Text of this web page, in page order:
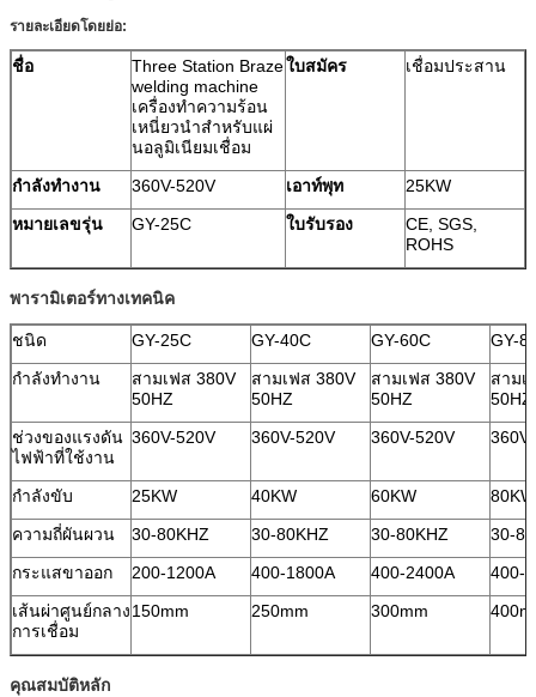
รายละเอียดโดยย่อ:
ชื่อ
Three Station Braze
welding machine
เครื่องทำความร้อน
เหนี่ยวนำสำหรับแผ่
นอลูมิเนียมเชื่อม
ใบสมัคร เชื่อมประสาน
กำลังทำงาน 360V-520V เอาท์พุท
25KW
หมายเลขรุ่น
GY-25C ใบรับรอง
CE, SGS,
ROHS
พารามิเตอร์ทางเทคนิค
ชนิด GY-25C GY-40C GY-60C
GY-
กำลังทำงาน
สามเฟส 380V
50HZ
สามเฟส 380V
50HZ
สามเฟส 380V
50HZ
สามเ
50HZ
ช่วงของแรงดัน
ไฟฟ้าที่ใช้งาน
360V-520V 360V-520V 360V-520V
กำลังขับ 25KW 40KW 60KW
80KW
ความถี่ผันผวน
30-80KHZ 30-80KHZ 30-80KHZ
30-
กระแสขาออก
200-1200A 400-1800A 400-2400A
400-
เส้นผ่าศูนย์กลาง
การเชื่อม
150mm 250mm 300mm
คุณสมบัติหลัก